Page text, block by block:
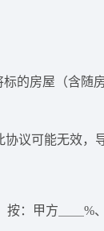
的房屋（含随
议可能无效，
：甲方＿＿%